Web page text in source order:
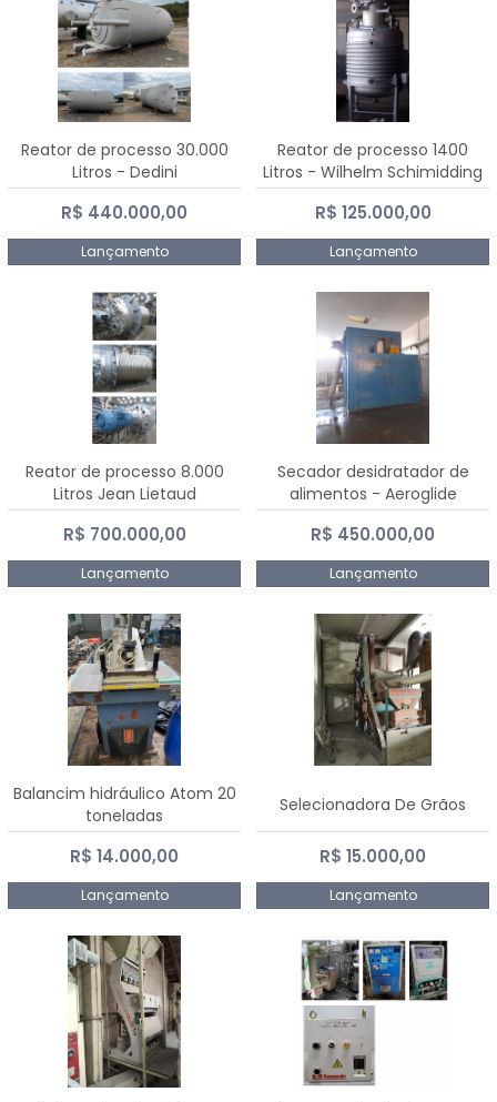
Reator de processo 30.000
Litros - Dedini
R$ 440.000,00
Lançamento
Reator de processo 1400
Litros - Wilhelm Schimidding
R$ 125.000,00
Lançamento
Reator de processo 8.000
Litros Jean Lietaud
R$ 700.000,00
Lançamento
Secador desidratador de
alimentos - Aeroglide
R$ 450.000,00
Lançamento
Balancim hidráulico Atom 20
toneladas
R$ 14.000,00
Lançamento
Selecionadora De Grãos
R$ 15.000,00
Lançamento